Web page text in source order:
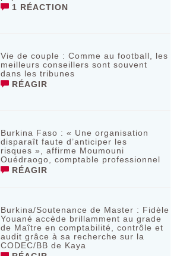
1 RÉACTION
Vie de couple : Comme au football, les
meilleurs conseillers sont souvent
dans les tribunes
RÉAGIR
Burkina Faso : « Une organisation
disparaît faute d’anticiper les
risques », affirme Moumouni
Ouédraogo, comptable professionnel
RÉAGIR
Burkina/Soutenance de Master : Fidèle
Youané accède brillamment au grade
de Maître en comptabilité, contrôle et
audit grâce à sa recherche sur la
CODEC/BB de Kaya